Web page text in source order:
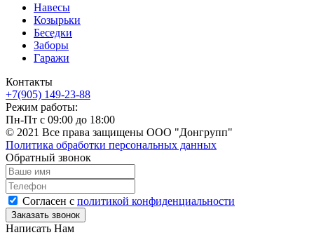
Навесы
Козырьки
Беседки
Заборы
Гаражи
Контакты
+7(905) 149-23-88
Режим работы:
Пн-Пт с 09:00 до 18:00
© 2021 Все права защищены ООО "Донгрупп"
Политика обработки персональных данных
Обратный звонок
Согласен с политикой конфиденциальности
Написать Нам